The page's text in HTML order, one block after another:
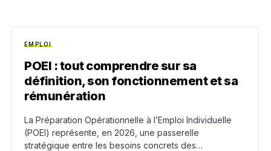
EMPLOI
POEI : tout comprendre sur sa
définition, son fonctionnement et sa
rémunération
La Préparation Opérationnelle à l’Emploi Individuelle
(POEI) représente, en 2026, une passerelle
stratégique entre les besoins concrets des…